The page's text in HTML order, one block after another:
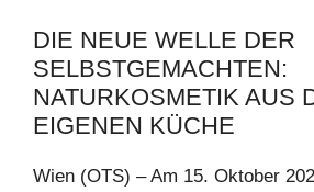
DIE NEUE WELLE DER
SELBSTGEMACHTEN:
NATURKOSMETIK AUS
EIGENEN KÜCHE
Wien (OTS) – Am 15. Oktober